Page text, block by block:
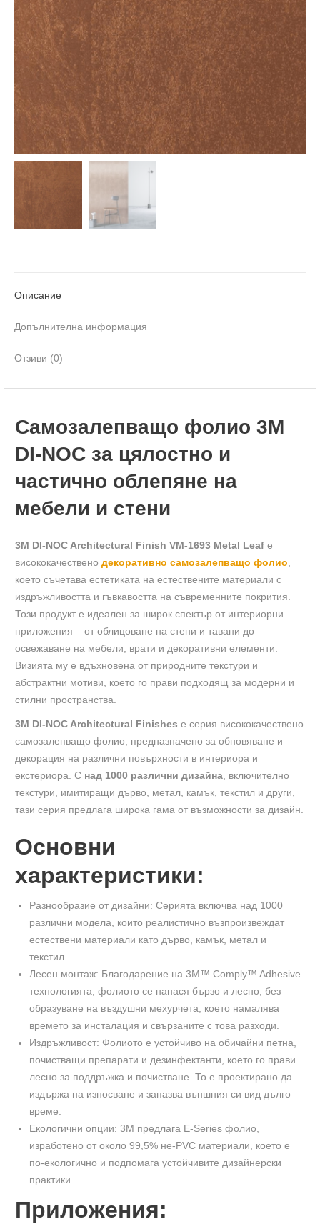
Описание
Допълнителна информация
Отзиви (0)
Самозалепващо фолио 3M
DI-NOC за цялостно и
частично облепяне на
мебели и стени
3M DI-NOC Architectural Finish VM-1693 Metal Leaf е
висококачествено декоративно самозалепващо фолио
което съчетава естетиката на естествените материали с
издръжливостта и гъвкавостта на съвременните покрития.
Този продукт е идеален за широк спектър от интериорни
приложения – от облицоване на стени и тавани до
освежаване на мебели, врати и декоративни елементи.
Визията му е вдъхновена от природните текстури и
абстрактни мотиви, което го прави подходящ за модерни и
стилни пространства.
3M DI-NOC Architectural Finishes е серия висококачествено
самозалепващо фолио, предназначено за обновяване и
декорация на различни повърхности в интериора и
екстериора. С над 1000 различни дизайна , включително
текстури, имитиращи дърво, метал, камък, текстил и други,
тази серия предлага широка гама от възможности за дизайн.
Основни
характеристики:
Разнообразие от дизайни: Серията включва над 1000
различни модела, които реалистично възпроизвеждат
естествени материали като дърво, камък, метал и
текстил.
Лесен монтаж: Благодарение на 3M™ Comply™ Adhesive
технологията, фолиото се нанася бързо и лесно, без
образуване на въздушни мехурчета, което намалява
времето за инсталация и свързаните с това разходи.
Издръжливост: Фолиото е устойчиво на обичайни петна,
почистващи препарати и дезинфектанти, което го прави
лесно за поддръжка и почистване. То е проектирано да
издържа на износване и запазва външния си вид дълго
време.
Екологични опции: 3M предлага E-Series фолио,
изработено от около 99,5% не-PVC материали, което е
по-екологично и подпомага устойчивите дизайнерски
практики.
Приложения: